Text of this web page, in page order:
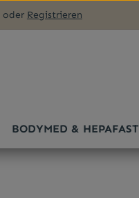
oder Registrieren
BODYMED & HEPAFAST